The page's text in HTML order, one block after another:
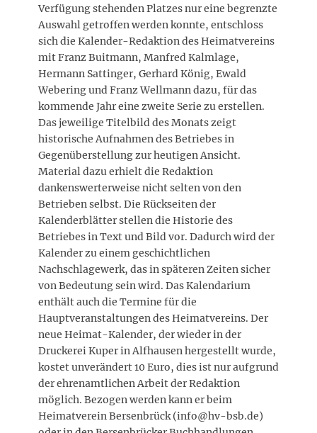
Verfügung stehenden Platzes nur eine begrenzte
Auswahl getroffen werden konnte, entschloss
sich die Kalender-Redaktion des Heimatvereins
mit Franz Buitmann, Manfred Kalmlage,
Hermann Sattinger, Gerhard König, Ewald
Webering und Franz Wellmann dazu, für das
kommende Jahr eine zweite Serie zu erstellen.
Das jeweilige Titelbild des Monats zeigt
historische Aufnahmen des Betriebes in
Gegenüberstellung zur heutigen Ansicht.
Material dazu erhielt die Redaktion
dankenswerterweise nicht selten von den
Betrieben selbst. Die Rückseiten der
Kalenderblätter stellen die Historie des
Betriebes in Text und Bild vor. Dadurch wird der
Kalender zu einem geschichtlichen
Nachschlagewerk, das in späteren Zeiten sicher
von Bedeutung sein wird. Das Kalendarium
enthält auch die Termine für die
Hauptveranstaltungen des Heimatvereins. Der
neue Heimat-Kalender, der wieder in der
Druckerei Kuper in Alfhausen hergestellt wurde,
kostet unverändert 10 Euro, dies ist nur aufgrund
der ehrenamtlichen Arbeit der Redaktion
möglich. Bezogen werden kann er beim
Heimatverein Bersenbrück (info@hv-bsb.de)